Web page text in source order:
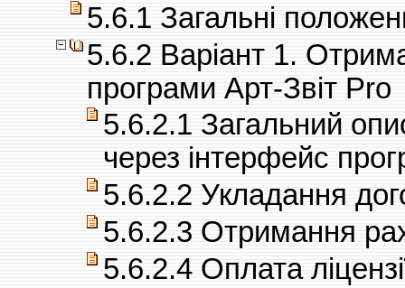
5.6.1 Загальні
5.6.2 Варіант 1.
програми Арт-Звіт Pro
5.6.2.1 Загальний
через інтерфейс
5.6.2.2 Укладання
5.6.2.3 Отримання
5.6.2.4 Оплата